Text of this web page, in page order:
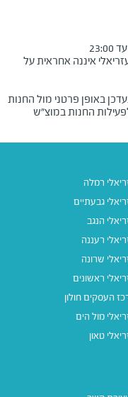
איננה אחראית על
באופן פרטני מול החנות
החנות במוצ"ש
רמלה
גבעתיים
הנגב
רעננה
שרונה
ראשונים
העסקים חולון
מול הים
טאון